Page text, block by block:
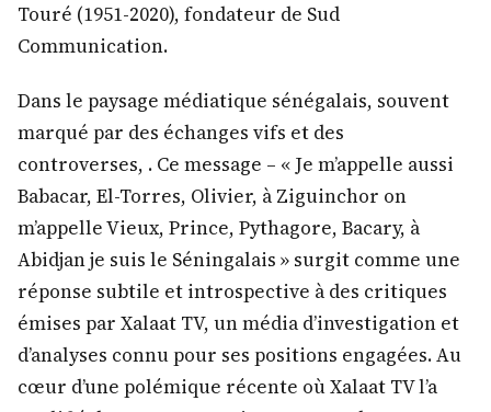
Touré (1951-2020), fondateur de Sud
Communication.
Dans le paysage médiatique sénégalais, souvent
marqué par des échanges vifs et des
controverses, . Ce message – « Je m’appelle aussi
Babacar, El-Torres, Olivier, à Ziguinchor on
m’appelle Vieux, Prince, Pythagore, Bacary, à
Abidjan je suis le Séningalais » surgit comme une
réponse subtile et introspective à des critiques
émises par Xalaat TV, un média d’investigation et
d’analyses connu pour ses positions engagées. Au
cœur d’une polémique récente où Xalaat TV l’a